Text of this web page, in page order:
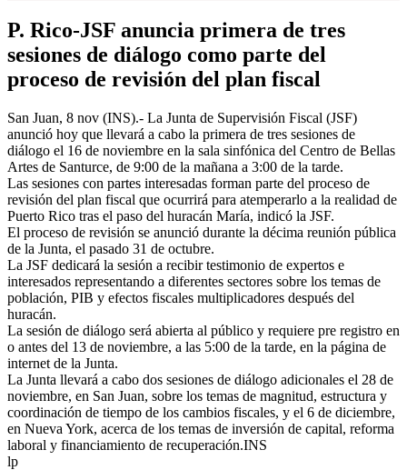
P. Rico-JSF anuncia primera de tres
sesiones de diálogo como parte del
proceso de revisión del plan fiscal
San Juan, 8 nov (INS).- La Junta de Supervisión Fiscal (JSF)
anunció hoy que llevará a cabo la primera de tres sesiones de
diálogo el 16 de noviembre en la sala sinfónica del Centro de Bellas
Artes de Santurce, de 9:00 de la mañana a 3:00 de la tarde.
Las sesiones con partes interesadas forman parte del proceso de
revisión del plan fiscal que ocurrirá para atemperarlo a la realidad de
Puerto Rico tras el paso del huracán María, indicó la JSF.
El proceso de revisión se anunció durante la décima reunión pública
de la Junta, el pasado 31 de octubre.
La JSF dedicará la sesión a recibir testimonio de expertos e
interesados representando a diferentes sectores sobre los temas de
población, PIB y efectos fiscales multiplicadores después del
huracán.
La sesión de diálogo será abierta al público y requiere pre registro en
o antes del 13 de noviembre, a las 5:00 de la tarde, en la página de
internet de la Junta.
La Junta llevará a cabo dos sesiones de diálogo adicionales el 28 de
noviembre, en San Juan, sobre los temas de magnitud, estructura y
coordinación de tiempo de los cambios fiscales, y el 6 de diciembre,
en Nueva York, acerca de los temas de inversión de capital, reforma
laboral y financiamiento de recuperación.INS
lp